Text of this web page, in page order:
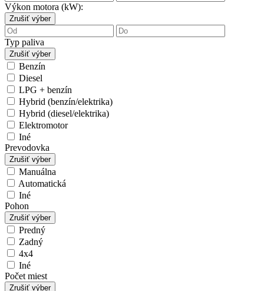
Výkon motora (kW):
Zrušiť výber
Typ paliva
Zrušiť výber
Benzín
Diesel
LPG + benzín
Hybrid (benzín/elektrika)
Hybrid (diesel/elektrika)
Elektromotor
Iné
Prevodovka
Zrušiť výber
Manuálna
Automatická
Iné
Pohon
Zrušiť výber
Predný
Zadný
4x4
Iné
Počet miest
Zrušiť výber